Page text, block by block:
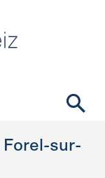
Forel-sur-